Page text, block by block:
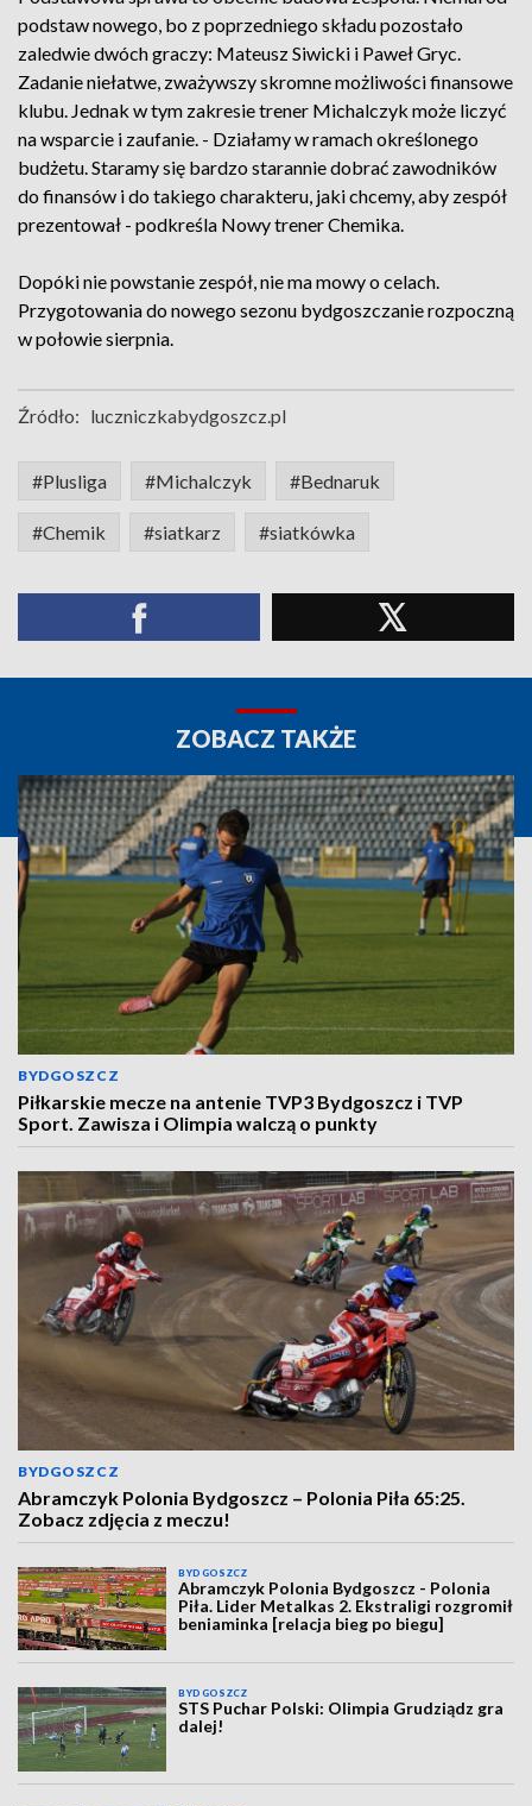
podstaw nowego, bo z poprzedniego składu pozostało
zaledwie dwóch graczy: Mateusz Siwicki i Paweł Gryc.
Zadanie niełatwe, zważywszy skromne możliwości finansowe
klubu. Jednak w tym zakresie trener Michalczyk może liczyć
na wsparcie i zaufanie. - Działamy w ramach określonego
budżetu. Staramy się bardzo starannie dobrać zawodników
do finansów i do takiego charakteru, jaki chcemy, aby zespół
prezentował - podkreśla Nowy trener Chemika.
Dopóki nie powstanie zespół, nie ma mowy o celach.
Przygotowania do nowego sezonu bydgoszczanie rozpoczną
w połowie sierpnia.
Źródło: luczniczkabydgoszcz.pl
#Plusliga #Michalczyk #Bednaruk
#Chemik #siatkarz #siatkówka
ZOBACZ TAKŻE
BYDGOSZCZ
Piłkarskie mecze na antenie TVP3 Bydgoszcz i TVP
Sport. Zawisza i Olimpia walczą o punkty
BYDGOSZCZ
Abramczyk Polonia Bydgoszcz – Polonia Piła 65:25.
Zobacz zdjęcia z meczu!
BYDGOSZCZ
Abramczyk Polonia Bydgoszcz - Polonia
Piła. Lider Metalkas 2. Ekstraligi rozgromił
beniaminka [relacja bieg po biegu]
BYDGOSZCZ
STS Puchar Polski: Olimpia Grudziądz gra
dalej!